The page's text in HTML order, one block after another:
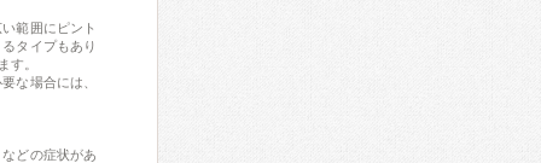
範囲にピント
タイプもあり
す。
な場合には、
どの症状があ